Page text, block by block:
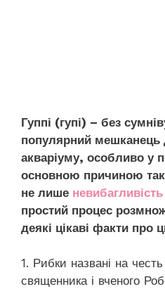
Гуппі (гупі) – без
популярний
акваріуму, особливо у
основною причиною
не лише
простий процес
деякі цікаві факти про
1. Рибки названі на честь
священника і вченого